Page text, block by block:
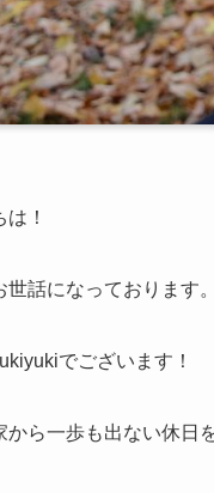
！
世話になっております。
でございます！
から一歩も出ない休日